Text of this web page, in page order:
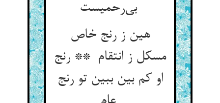
بی‌رحمیست
هین ز رنج خاص
مسکل ز انتقام ** رنج
او کم بین ببین تو رنج